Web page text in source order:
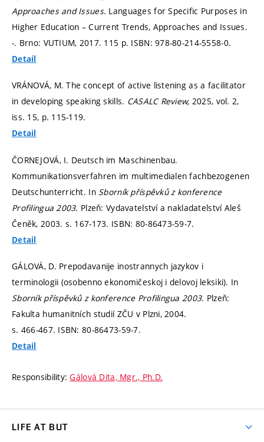
Approaches and Issues. Languages for Specific Purposes in
Higher Education – Current Trends, Approaches and Issues.
-. Brno: VUTIUM, 2017. 115 p. ISBN: 978-80-214-5558-0.
Detail
VRÁNOVÁ, M. The concept of active listening as a facilitator
in developing speaking skills. CASALC Review, 2025, vol. 2,
iss. 15, p. 115-119.
Detail
ČORNEJOVÁ, I. Deutsch im Maschinenbau.
Kommunikationsverfahren im multimedialen fachbezogenen
Deutschunterricht. In Sborník příspěvků z konference
Profilingua 2003. Plzeň: Vydavatelství a nakladatelství Aleš
Čeněk, 2003. s. 167-173. ISBN: 80-86473-59-7.
Detail
GÁLOVÁ, D. Prepodavanije inostrannych jazykov i
terminologii (osobenno ekonomičeskoj i delovoj leksiki). In
Sborník příspěvků z konference Profilingua 2003. Plzeň:
Fakulta humanitních studií ZČU v Plzni, 2004.
s. 466-467. ISBN: 80-86473-59-7.
Detail
Responsibility:Gálová Dita, Mgr., Ph.D.
LIFE AT BUT